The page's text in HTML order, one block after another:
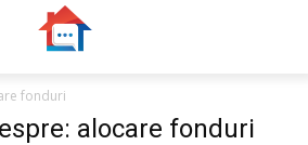
fonduri
alocare fonduri